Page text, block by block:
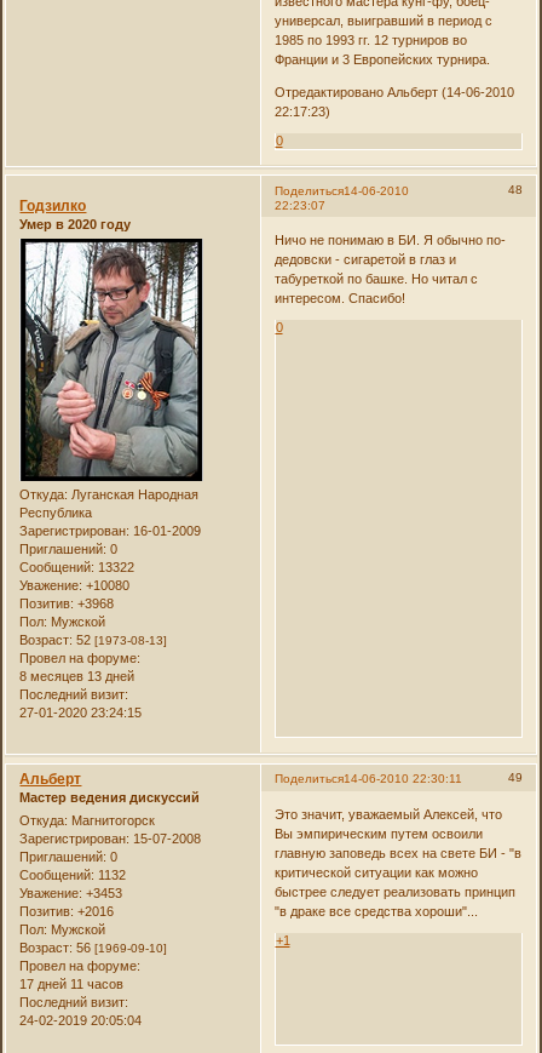
универсал, выигравший в период с
1985 по 1993 гг. 12 турниров во
Франции и 3 Европейских турнира.
Отредактировано Альберт (14-06-2010
22:17:23)
0
Поделиться 48
14-06-2010
22:23:07
Годзилко
Умер в 2020 году
Откуда: Луганская Народная
Республика
Зарегистрирован: 16-01-2009
Приглашений: 0
Сообщений: 13322
Уважение: +10080
Позитив: +3968
Пол: Мужской
Возраст: 52[1973-08-13]
Провел на форуме:
8 месяцев 13 дней
Последний визит:
27-01-2020 23:24:15
Ничо не понимаю в БИ. Я обычно по-
дедовски - сигаретой в глаз и
табуреткой по башке. Но читал с
интересом. Спасибо!
0
Поделиться 49
14-06-2010 22:30:11
Альберт
Мастер ведения дискуссий
Откуда: Магнитогорск
Зарегистрирован: 15-07-2008
Приглашений: 0
Сообщений: 1132
Уважение: +3453
Позитив: +2016
Пол: Мужской
Возраст: 56[1969-09-10]
Провел на форуме:
17 дней 11 часов
Последний визит:
24-02-2019 20:05:04
Это значит, уважаемый Алексей, что
Вы эмпирическим путем освоили
главную заповедь всех на свете БИ - "в
критической ситуации как можно
быстрее следует реализовать принцип
"в драке все средства хороши"...
+1